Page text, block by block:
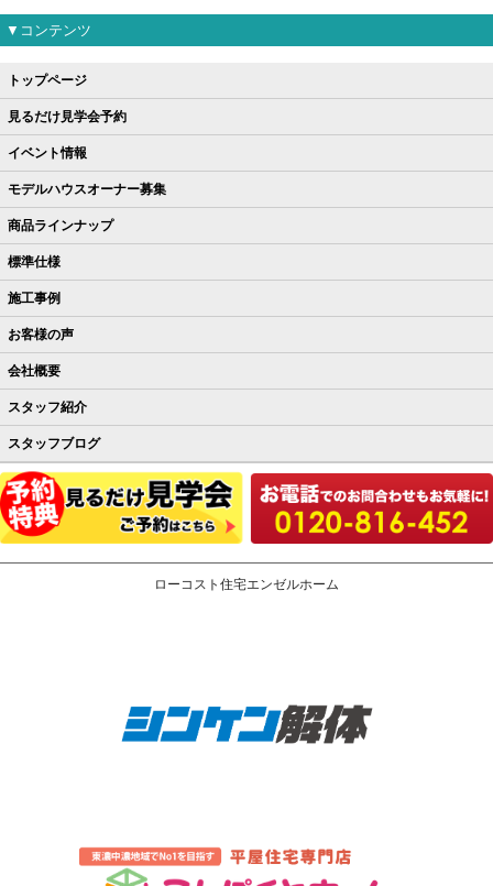
▼コンテンツ
トップページ
見るだけ見学会予約
イベント情報
モデルハウスオーナー募集
商品ラインナップ
標準仕様
施工事例
お客様の声
会社概要
スタッフ紹介
スタッフブログ
ローコスト住宅エンゼルホーム